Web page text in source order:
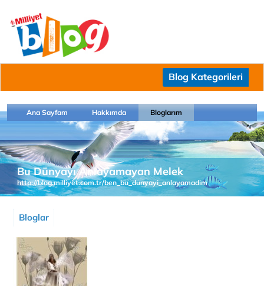
Blog Kategorileri
Ana Sayfam Hakkımda Bloglarım
Bu Dünyayı Anlayamayan Melek
http://blog.milliyet.com.tr/ben_bu_dunyayi_anlayamadim
Bloglar